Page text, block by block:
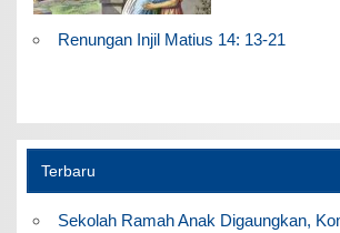
Renungan Injil Matius 14: 13-21
Terbaru
Sekolah Ramah Anak Digaungkan,